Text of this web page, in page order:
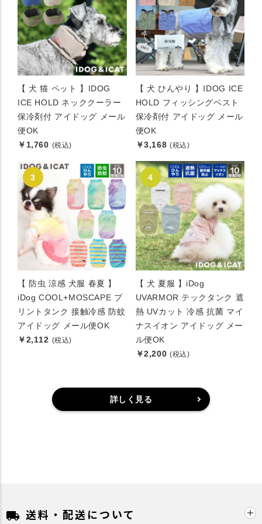
【 犬 猫 ペット 】IDOG
ICE HOLD ネッククーラー
保冷剤付 アイドッグ メール
便OK
￥1,760 (税込)
【 犬 ひんやり 】IDOG ICE
HOLD フィッシングベスト
保冷剤付 アイドッグ メール
便OK
￥3,168 (税込)
【 防虫 涼感 犬服 春夏 】
iDog COOL+MOSCAPE プ
リントタンク 接触冷感 防蚊
アイドッグ メール便OK
￥2,112 (税込)
【 犬 夏服 】iDog
UVARMOR テックタンク 遮
熱 UVカット 冷感 抗菌 マイ
ナスイオン アイドッグ メー
ル便OK
￥2,200 (税込)
詳しく見る
local_shipping 送料・配送について